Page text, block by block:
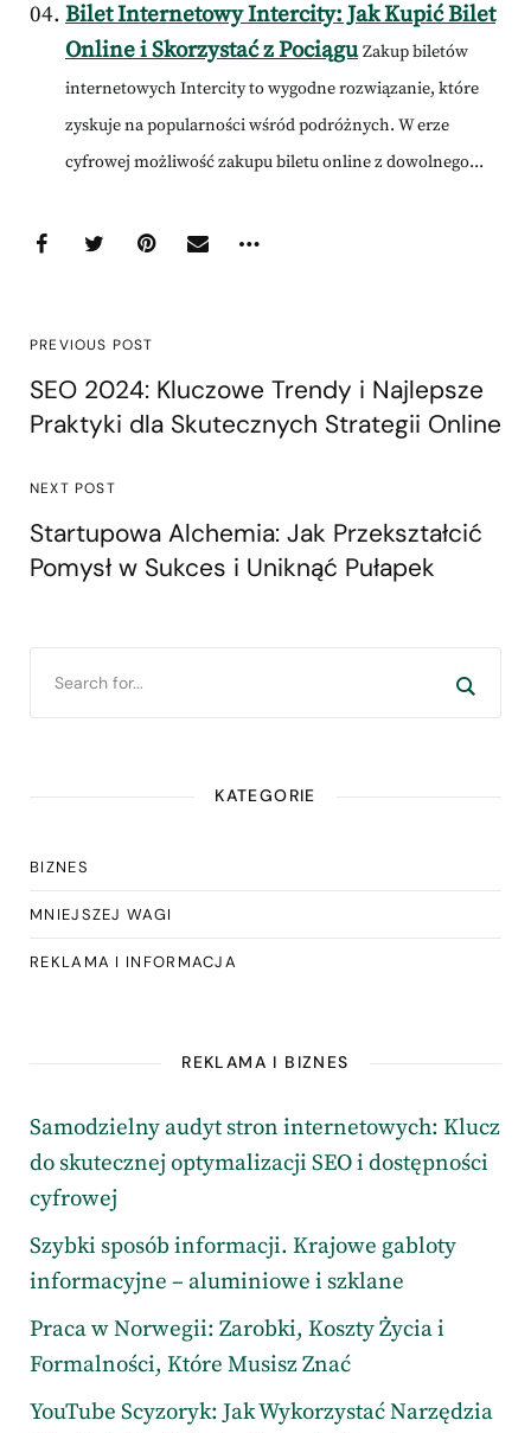
Bilet Internetowy Intercity: Jak Kupić Bilet
Online i Skorzystać z Pociągu Zakup biletów
internetowych Intercity to wygodne rozwiązanie, które
zyskuje na popularności wśród podróżnych. W erze
cyfrowej możliwość zakupu biletu online z dowolnego...
PREVIOUS POST
SEO 2024: Kluczowe Trendy i Najlepsze
Praktyki dla Skutecznych Strategii Online
NEXT POST
Startupowa Alchemia: Jak Przekształcić
Pomysł w Sukces i Uniknąć Pułapek
KATEGORIE
BIZNES
MNIEJSZEJ WAGI
REKLAMA I INFORMACJA
REKLAMA I BIZNES
Samodzielny audyt stron internetowych: Klucz
do skutecznej optymalizacji SEO i dostępności
cyfrowej
Szybki sposób informacji. Krajowe gabloty
informacyjne – aluminiowe i szklane
Praca w Norwegii: Zarobki, Koszty Życia i
Formalności, Które Musisz Znać
YouTube Scyzoryk: Jak Wykorzystać Narzędzia